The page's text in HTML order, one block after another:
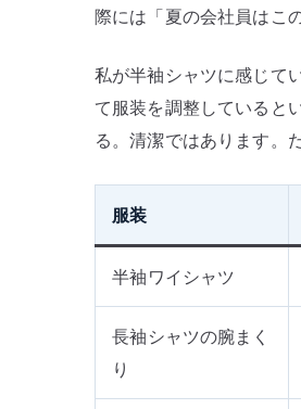
際には「夏の会社員はこ
私が半袖シャツに感じて
て服装を調整していると
る。清潔ではあります。
服装
半袖ワイシャツ
長袖シャツの腕まく
り